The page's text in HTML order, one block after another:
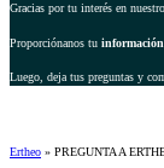
Gracias por tu interés en
Proporciónanos tu
Luego, deja tus preguntas y
Ertheo » PREGUNTA A